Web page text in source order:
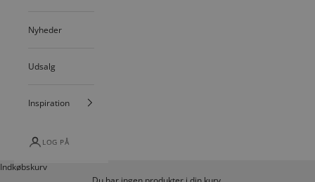
Nyheder
Udsalg
Inspiration
LOG PÅ
Indkøbskurv